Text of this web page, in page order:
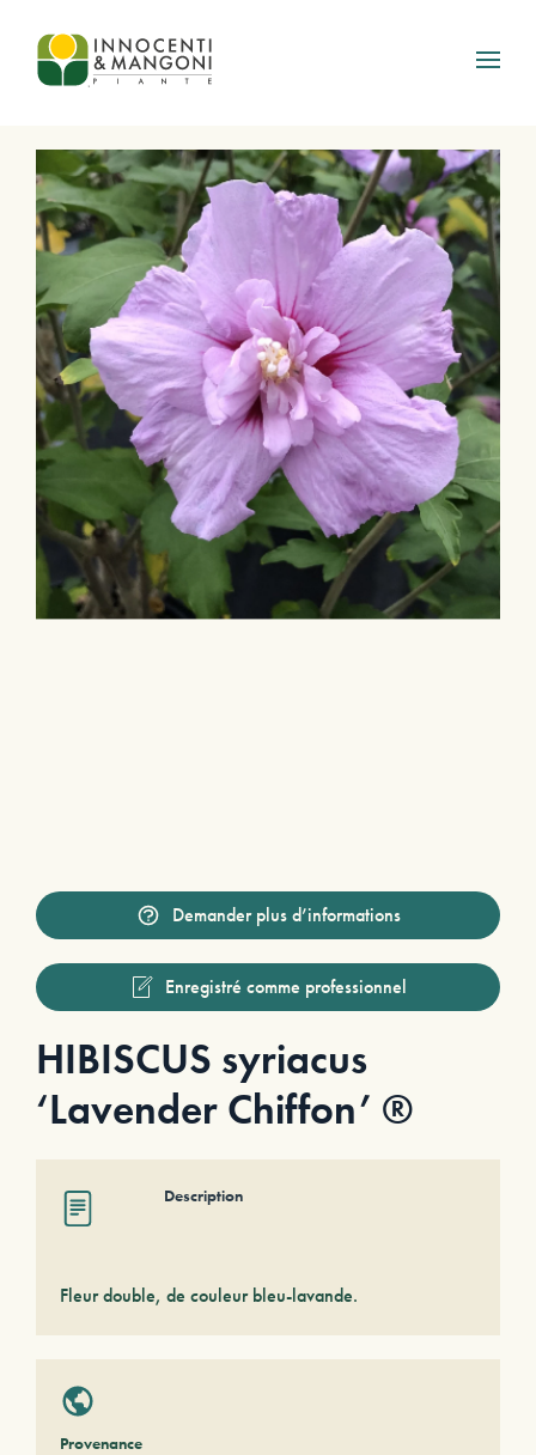
Skip to main content
Demander plus d’informations
Enregistré comme professionnel
HIBISCUS syriacus
‘Lavender Chiffon’ ®
Description
Fleur double, de couleur bleu-lavande.
Provenance